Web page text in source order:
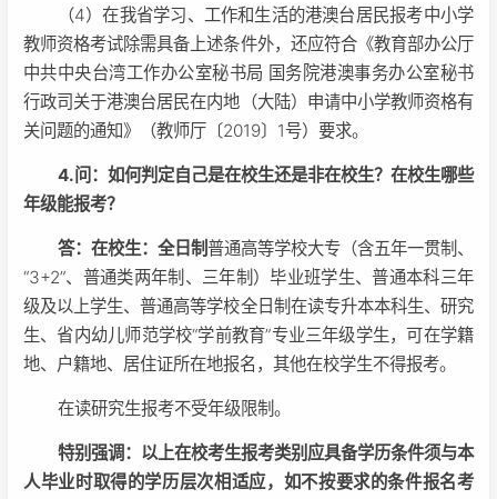
（4）在我省学习、工作和生活的港澳台居民报考中小学
教师资格考试除需具备上述条件外，还应符合《教育部办公厅
中共中央台湾工作办公室秘书局 国务院港澳事务办公室秘书
行政司关于港澳台居民在内地（大陆）申请中小学教师资格有
关问题的通知》（教师厅〔2019〕1号）要求。
4.问：如何判定自己是在校生还是非在校生？在校生哪些
年级能报考？
答：在校生：全日制普通高等学校大专（含五年一贯制、
“3+2”、普通类两年制、三年制）毕业班学生、普通本科三年
级及以上学生、普通高等学校全日制在读专升本本科生、研究
生、省内幼儿师范学校“学前教育”专业三年级学生，可在学籍
地、户籍地、居住证所在地报名，其他在校学生不得报考。
在读研究生报考不受年级限制。
特别强调：以上在校考生报考类别应具备学历条件须与本
人毕业时取得的学历层次相适应，如不按要求的条件报名考